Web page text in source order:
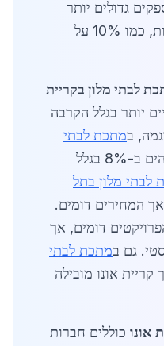
שעות. ספקים גדולים יותר
מציעים הנחות לכמויות גדולות, כמו 10% על
לבתי מלון בקריית
יותר בגלל הקרבה
במתכת לבתי
המחירים גבוהים ב-8% בגלל
לבתי מלון בתל
המחירים דומים.
דומים, אך
גם במתכת לבתי
אונו מובילה
אונו כוללים חברות